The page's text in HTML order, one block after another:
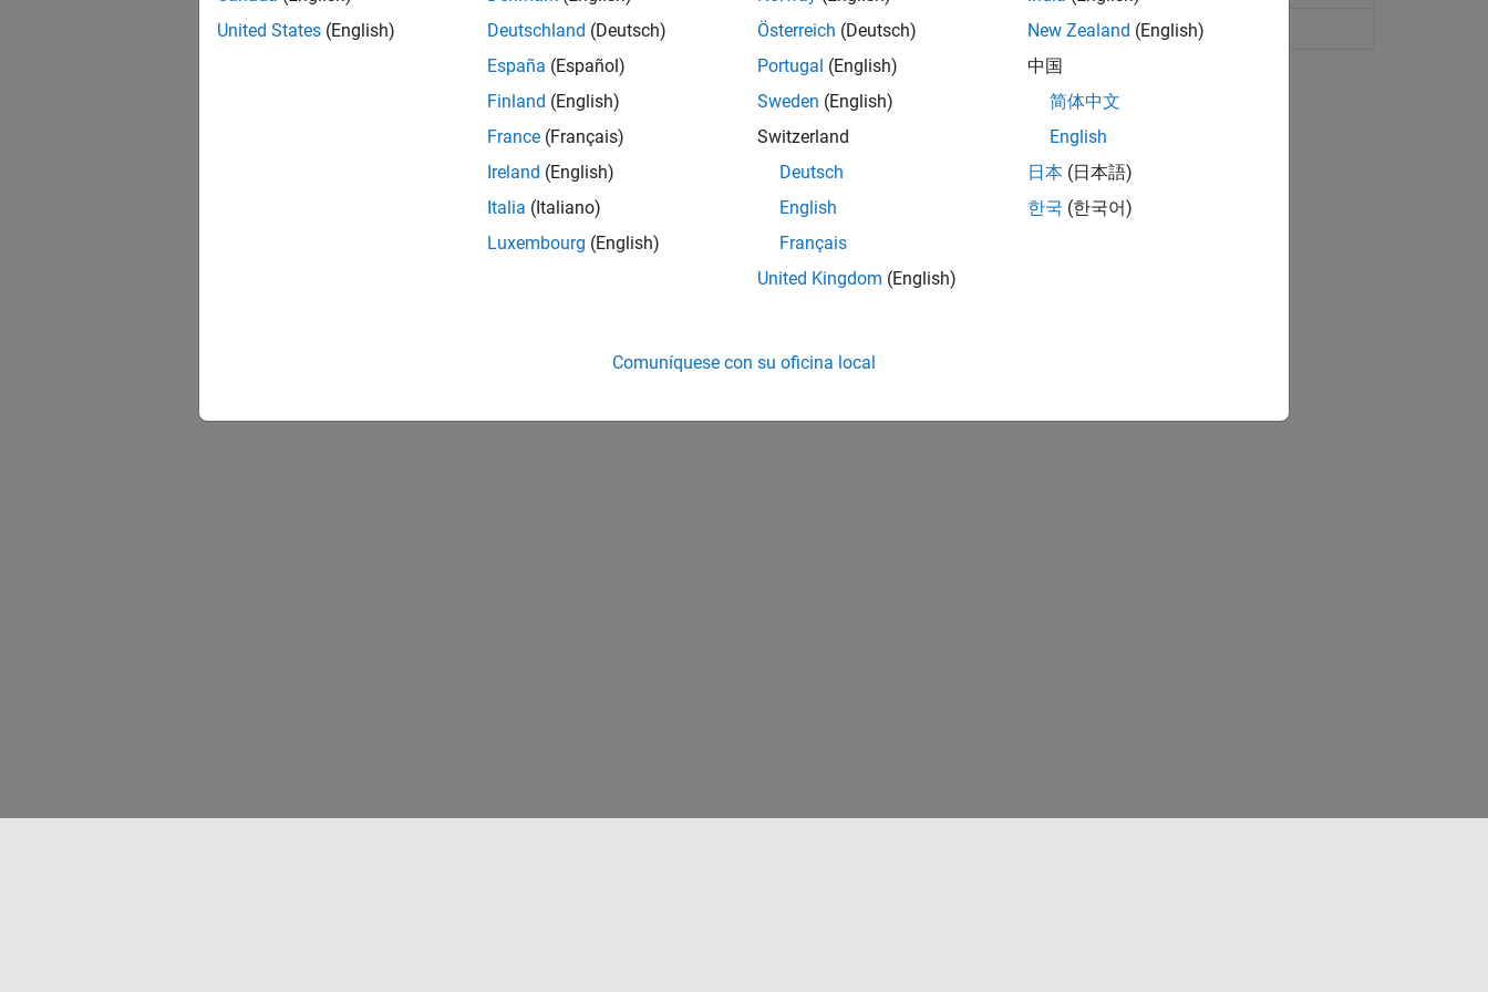
Ideal Translational Motion Sensor
Sensor de movimiento en sistemas mecánicos de traslación
¿Qué tan útil fue esta traducción?
United States (English)
Deutschland (Deutsch)
España (Español)
Finland (English)
France (Français)
Ireland (English)
Italia (Italiano)
Luxembourg (English)
Österreich (Deutsch)
Portugal (English)
Sweden (English)
Switzerland
Deutsch
English
Français
United Kingdom (English)
New Zealand (English)
中国
简体中文
English
日本 (日本語)
한국 (한국어)
Comuníquese con su oficina local